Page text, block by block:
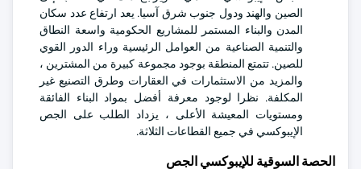
الصين والهند ودول جنوب شرق آسيا. يعد ارتفاع عدد سكان
المدن والبناء المستمر للمشاريع الحكومية واسعة النطاق
والتنمية الصناعية من العوامل الرئيسية وراء الدور القوي
للصين. تتمتع المنطقة بوجود مجموعة كبيرة من المشترين ،
والمزيد من الاستثمارات في العقارات وطرق التصنيع غير
المكلفة. نظرا لوجود معرفة أفضل بمواد البناء الفائقة
ومستويات المعيشة الأعلى ، يزداد الطلب على الجص
الإيبوكسي في جميع القطاعات الثلاثة.
الحصة السوقية للإيبوكسي الجص